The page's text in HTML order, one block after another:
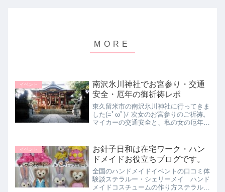
イベント
南沢氷川神社でお宮参り・交通
安全・厄年の御祈祷レポ
東久留米市の南沢氷川神社に行ってきま
した(=ﾟωﾟ)ﾉ 次女のお宮参りのご祈祷。
マイカーの交通安全と、私の女の厄年
た。お宮参りはどこの神社にいけ
ば・・・？我が家は昨年...
イベント
お針子日和は在宅ワーク・ハン
ドメイドお役立ちブログです。
全国のハンドメイドイベントの口コミ体
験談ステラルー・シェリーメイ ハンド
メイドコスチュームの作り方ステラルー